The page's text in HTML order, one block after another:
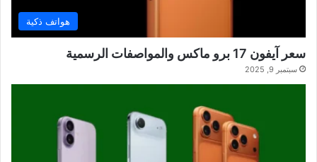
هواتف ذكية
سعر آيفون 17 برو ماكس والمواصفات الرسمية
سبتمبر 9, 2025